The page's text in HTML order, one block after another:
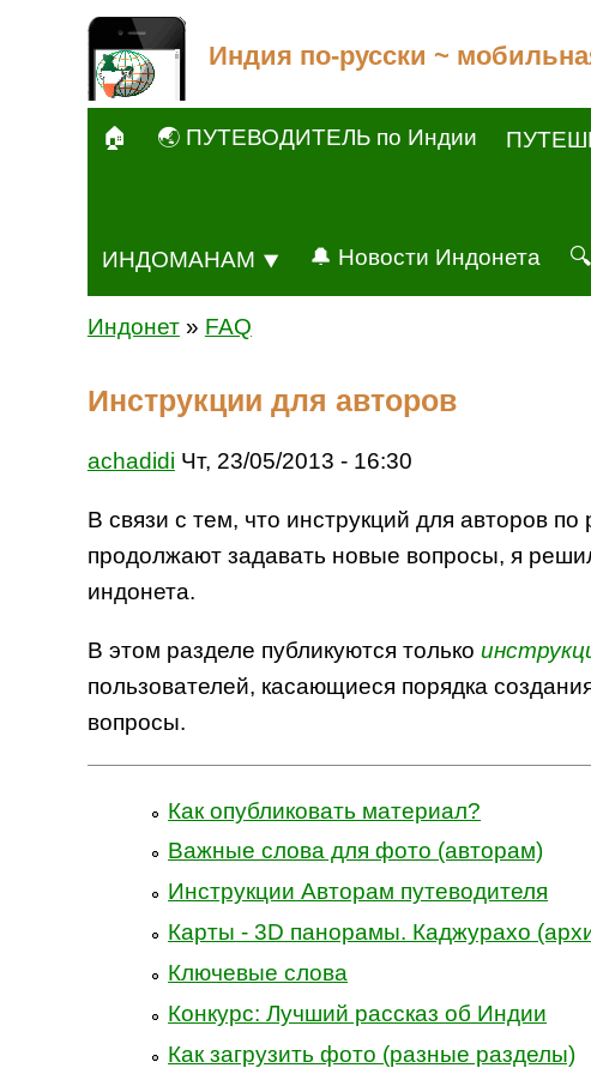
Индия по-русски ~
🏠 🌏 ПУТЕВОДИТЕЛЬ по Индии
ИНДОМАНАМ ⯆ 🔔 Новости Индонета
Индонет» FAQ
Инструкции для авторов
achadidi Чт, 23/05/2013 - 16:30
В связи с тем, что инструкций для авторов
продолжают задавать новые вопросы, я
индонета.
В этом разделе публикуются только
пользователей, касающиеся порядка
вопросы.
Как опубликовать материал?
Важные слова для фото (авторам)
Инструкции Авторам путеводителя
Карты - 3D панорамы. Каджурахо
Ключевые слова
Конкурс: Лучший рассказ об Индии
Как загрузить фото (разные разделы)